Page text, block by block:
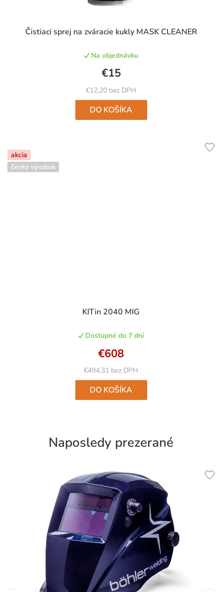
Čistiaci sprej na zváracie kukly MASK CLEANER
hodnotenie
je
4,6
z
5
hviezdičiek.
Na objednávku
€12,20 bez DPH
€15
DO KOŠÍKA
akcia
český výrobok
KITin 2040 MIG
hodnotenie
je
5,0
z
5
hviezdičiek.
Dostupné do 7 dní
€494,31 bez DPH
€608
DO KOŠÍKA
Naposledy prezerané